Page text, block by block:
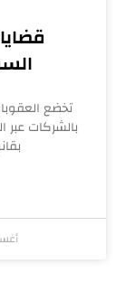
تخضع
بالشركات عبر